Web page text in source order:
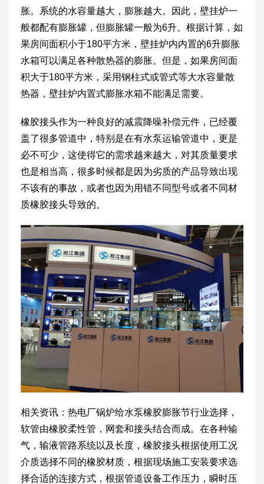
胀。系统的水容量越大，膨胀越大。因此，壁挂炉一
般都配有膨胀罐，但膨胀罐一般为6升。根据计算，如
果房间面积小于180平方米，壁挂炉内内置的6升膨胀
水箱可以满足各种散热器的膨胀。但是，如果房间面
积大于180平方米，采用钢柱式或管式等大水容量散
热器，壁挂炉内置式膨胀水箱不能满足需要。
橡胶接头作为一种良好的减震降噪补偿元件，已经覆
盖了很多管道中，特别是在有水泵运输管道中，更是
必不可少，这使得它的需求越来越大，对其质量要求
也是相当高，很多时候都是因为劣质的产品导致出现
不该有的事故，或者也因为用错不同型号或者不同材
质橡胶接头导致的。
相关资讯：热电厂锅炉给水泵橡胶膨胀节行业选择，
软管由橡胶柔性管，网套和接头结合而成。在各种输
气，输液管路系统以及长度，橡胶接头根据使用工况
介质选择不同的橡胶材质，根据现场施工安装要求选
择合适的连接方式，根据管道设备工作压力，瞬时压